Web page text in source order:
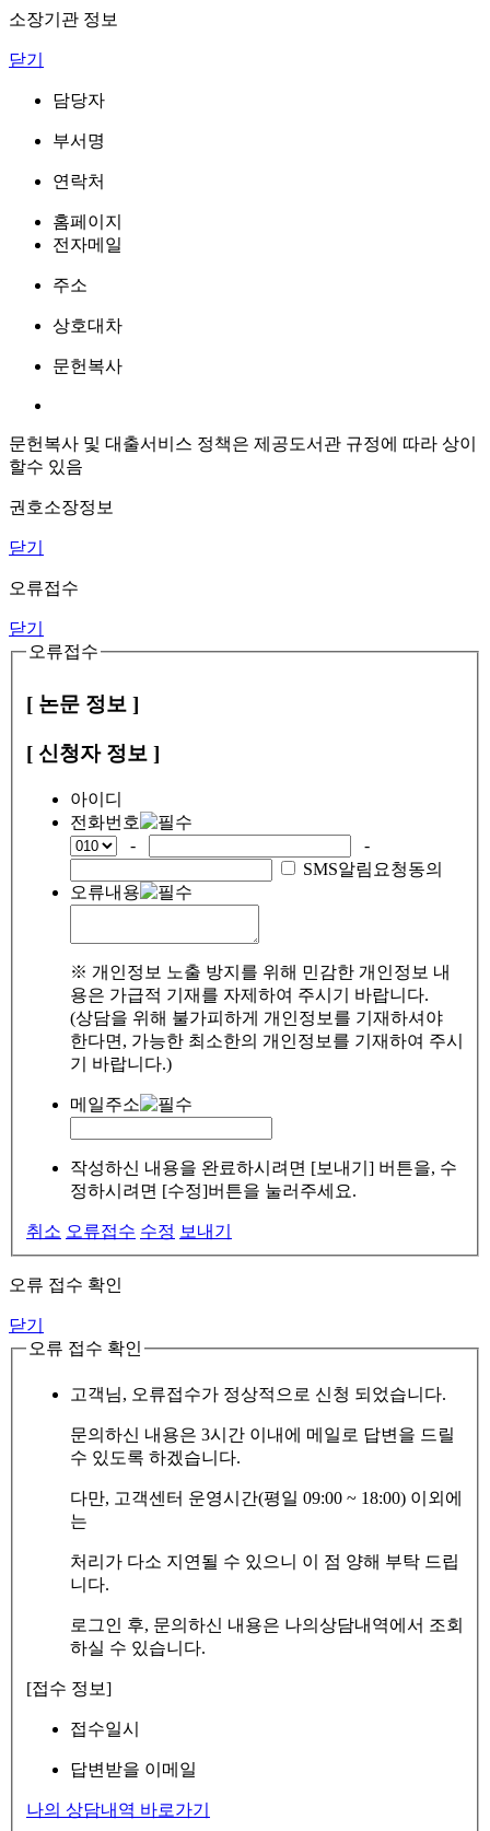
소장기관 정보
닫기
담당자
부서명
연락처
홈페이지
전자메일
주소
상호대차
문헌복사
문헌복사 및 대출서비스 정책은 제공도서관 규정에 따라 상이
할수 있음
권호소장정보
닫기
오류접수
닫기
오류접수
[ 논문 정보 ]
[ 신청자 정보 ]
아이디
전화번호
-
-
SMS알림요청동의
오류내용
※ 개인정보 노출 방지를 위해 민감한 개인정보 내
용은 가급적 기재를 자제하여 주시기 바랍니다.
(상담을 위해 불가피하게 개인정보를 기재하셔야
한다면, 가능한 최소한의 개인정보를 기재하여 주시
기 바랍니다.)
메일주소
작성하신 내용을 완료하시려면 [보내기] 버튼을, 수
정하시려면 [수정]버튼을 눌러주세요.
취소 오류접수 수정 보내기
오류 접수 확인
닫기
오류 접수 확인
고객님, 오류접수가 정상적으로 신청 되었습니다.
문의하신 내용은 3시간 이내에 메일로 답변을 드릴
수 있도록 하겠습니다.
다만, 고객센터 운영시간(평일 09:00 ~ 18:00) 이외에
는
처리가 다소 지연될 수 있으니 이 점 양해 부탁 드립
니다.
로그인 후, 문의하신 내용은 나의상담내역에서 조회
하실 수 있습니다.
[접수 정보]
접수일시
답변받을 이메일
나의 상담내역 바로가기